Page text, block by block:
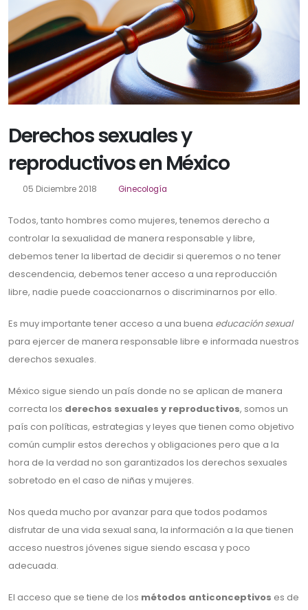
Derechos sexuales y
reproductivos en México
05 Diciembre 2018 Ginecología
Todos, tanto hombres como mujeres, tenemos derecho a
controlar la sexualidad de manera responsable y libre,
debemos tener la libertad de decidir si queremos o no tener
descendencia, debemos tener acceso a una reproducción
libre, nadie puede coaccionarnos o discriminarnos por ello.
Es muy importante tener acceso a una buena educación sexual
para ejercer de manera responsable libre e informada nuestros
derechos sexuales.
México sigue siendo un país donde no se aplican de manera
correcta los derechos sexuales y reproductivos, somos un
país con políticas, estrategias y leyes que tienen como objetivo
común cumplir estos derechos y obligaciones pero que a la
hora de la verdad no son garantizados los derechos sexuales
sobretodo en el caso de niñas y mujeres.
Nos queda mucho por avanzar para que todos podamos
disfrutar de una vida sexual sana, la información a la que tienen
acceso nuestros jóvenes sigue siendo escasa y poco
adecuada.
El acceso que se tiene de los métodos anticonceptivos es de